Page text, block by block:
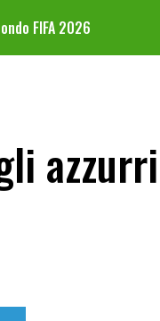
FIFA 2026
azzurri